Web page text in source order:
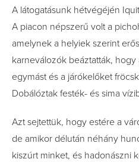
A látogatásunk hétvégéjén
A piacon népszerű volt a
amelynek a helyiek szerint
karneválozók beáztatták,
egymást és a járókelőket
Dobálóztak festék- és sima
Azt sejtettük, hogy estére a
de amikor délután néhány
kiszúrt minket, és hadonászni